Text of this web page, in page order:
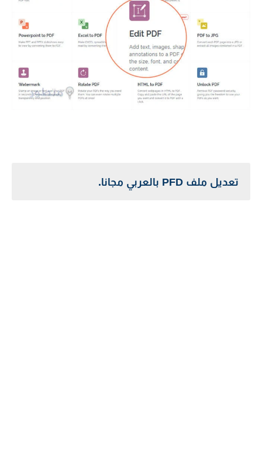
تعديل ملف PFD بالعربي مجانا.